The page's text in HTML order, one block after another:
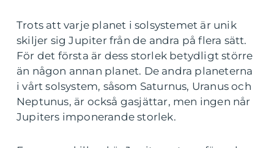
Trots att varje planet i solsystemet är unik
skiljer sig Jupiter från de andra på flera sätt.
För det första är dess storlek betydligt större
än någon annan planet. De andra planeterna
i vårt solsystem, såsom Saturnus, Uranus och
Neptunus, är också gasjättar, men ingen når
Jupiters imponerande storlek.